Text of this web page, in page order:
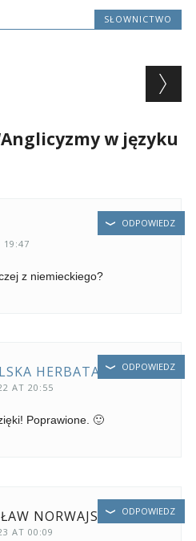
SŁOWNICTWO
w języku
19:47
z niemieckiego?
ODPOWIEDZ
HERBATA
AT 20:55
Poprawione. 🙂
ODPOWIEDZ
NORWAJSZAS
AT 00:09
ODPOWIEDZ